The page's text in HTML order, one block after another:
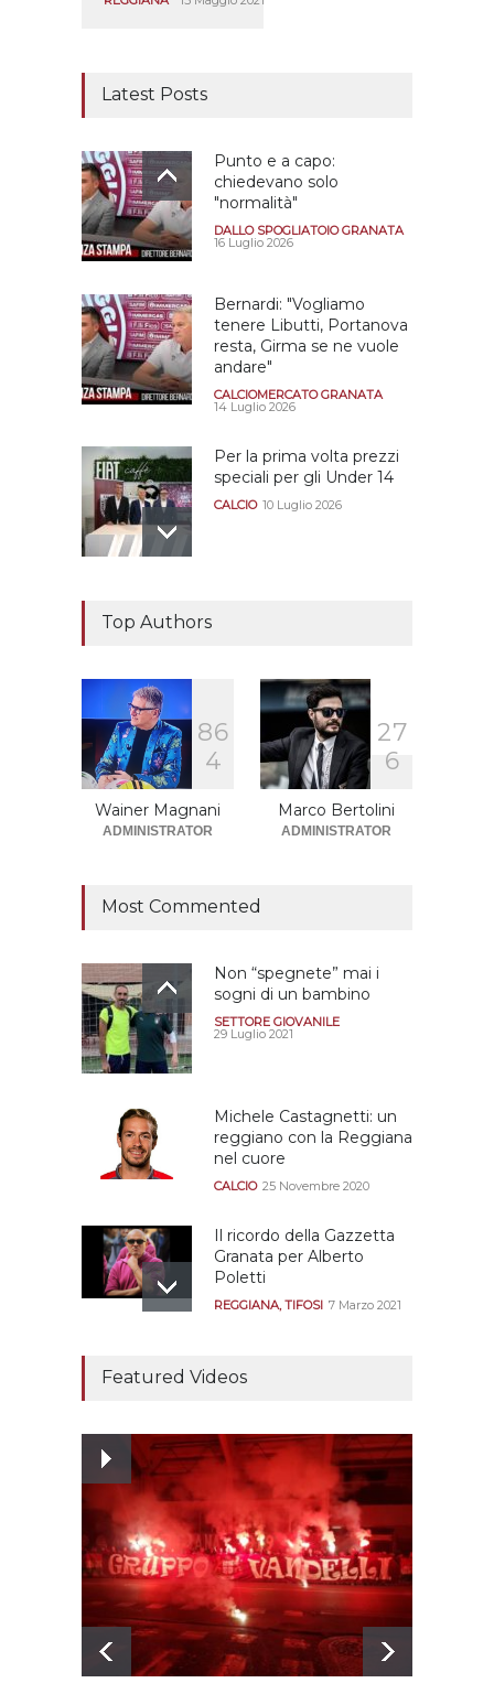
Latest Posts
Punto e a capo:
chiedevano solo
"normalità"
DALLO SPOGLIATOIO GRANATA
16 Luglio 2026
Bernardi: "Vogliamo
tenere Libutti, Portanova
resta, Girma se ne vuole
andare"
CALCIOMERCATO GRANATA
14 Luglio 2026
Per la prima volta prezzi
speciali per gli Under 14
CALCIO 10 Luglio 2026
Sono solo sette le
squadre che sono state
promosse la stagione
successiva alla
retrocessione
Top Authors
86
4
Wainer Magnani
ADMINISTRATOR
27
6
Marco Bertolini
ADMINISTRATOR
Most Commented
Non “spegnete” mai i
sogni di un bambino
SETTORE GIOVANILE
29 Luglio 2021
Michele Castagnetti: un
reggiano con la Reggiana
nel cuore
CALCIO 25 Novembre 2020
Il ricordo della Gazzetta
Granata per Alberto
Poletti
REGGIANA,TIFOSI 7 Marzo 2021
assistere agli allenamenti
Ecco le prove
dell’incongruenza delle
due sentenze
REGGIANA 15 Aprile 2021
Featured Videos